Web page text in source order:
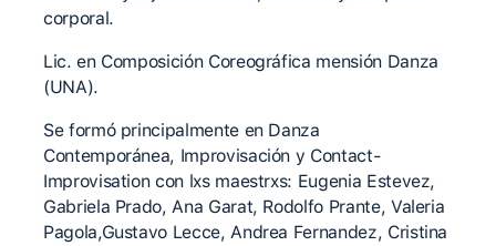
corporal.
Lic. en Composición Coreográfica mensión Danza
(UNA).
Se formó principalmente en Danza
Contemporánea, Improvisación y Contact-
Improvisation con lxs maestrxs: Eugenia Estevez,
Gabriela Prado, Ana Garat, Rodolfo Prante, Valeria
Pagola,Gustavo Lecce, Andrea Fernandez, Cristina